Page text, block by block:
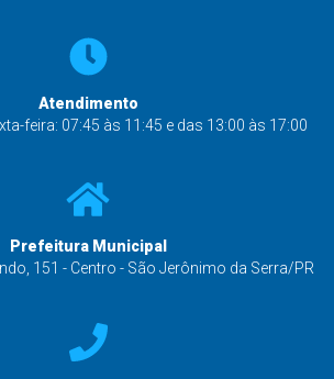
Atendimento
feira: 07:45 às 11:45 e das 13:00 às 17:00
Prefeitura Municipal
151 - Centro - São Jerônimo da Serra/PR